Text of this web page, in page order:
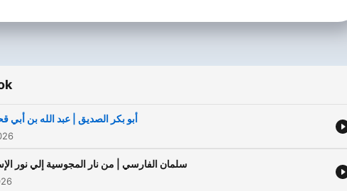
جهز قهوتك أو كوباية الشاي، وافصل
للماضي في كل سهرة من "حواديت
أبو بكر الصديق | عبد الله بن أبي
سلمان الفارسي | من نار المجوسية إلي نور